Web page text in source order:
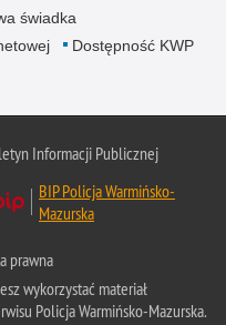
świadka
Dostępność KWP
Informacji Publicznej
BIP Policja Warmińsko-
Mazurska
prawna
wykorzystać materiał
Policja Warmińsko-Mazurska.